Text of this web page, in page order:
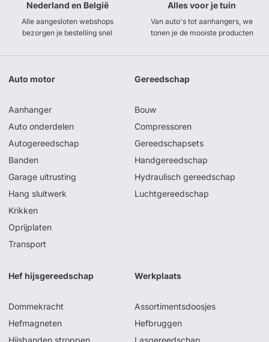
Nederland en België
Alle aangesloten webshops
bezorgen je bestelling snel
Alles voor je tuin
Van auto's tot aanhangers, we
tonen je de mooiste producten
Auto motor
Aanhanger
Auto onderdelen
Autogereedschap
Banden
Garage uitrusting
Hang sluitwerk
Krikken
Oprijplaten
Transport
Gereedschap
Bouw
Compressoren
Gereedschapsets
Handgereedschap
Hydraulisch gereedschap
Luchtgereedschap
Hef hijsgereedschap
Dommekracht
Hefmagneten
Werkplaats
Assortimentsdoosjes
Hefbruggen